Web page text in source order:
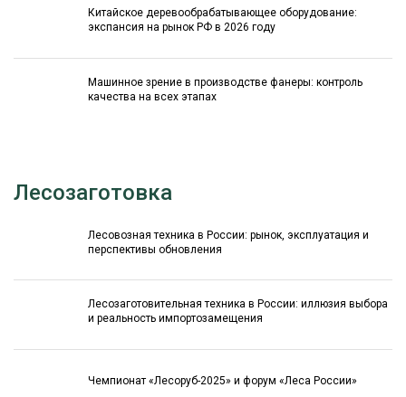
Китайское деревообрабатывающее оборудование:
экспансия на рынок РФ в 2026 году
Машинное зрение в производстве фанеры: контроль
качества на всех этапах
Лесозаготовка
Лесовозная техника в России: рынок, эксплуатация и
перспективы обновления
Лесозаготовительная техника в России: иллюзия выбора
и реальность импортозамещения
Чемпионат «Лесоруб-2025» и форум «Леса России»